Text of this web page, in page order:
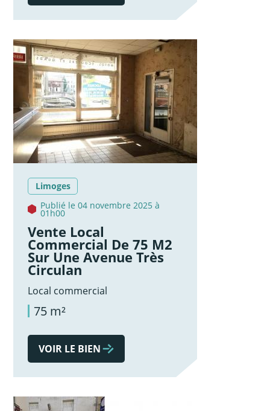
Limoges
Publié le 04 novembre 2025 à
01h00
Vente Local
Commercial De 75 M2
Sur Une Avenue Très
Circulan
Local commercial
75 m²
VOIR LE BIEN